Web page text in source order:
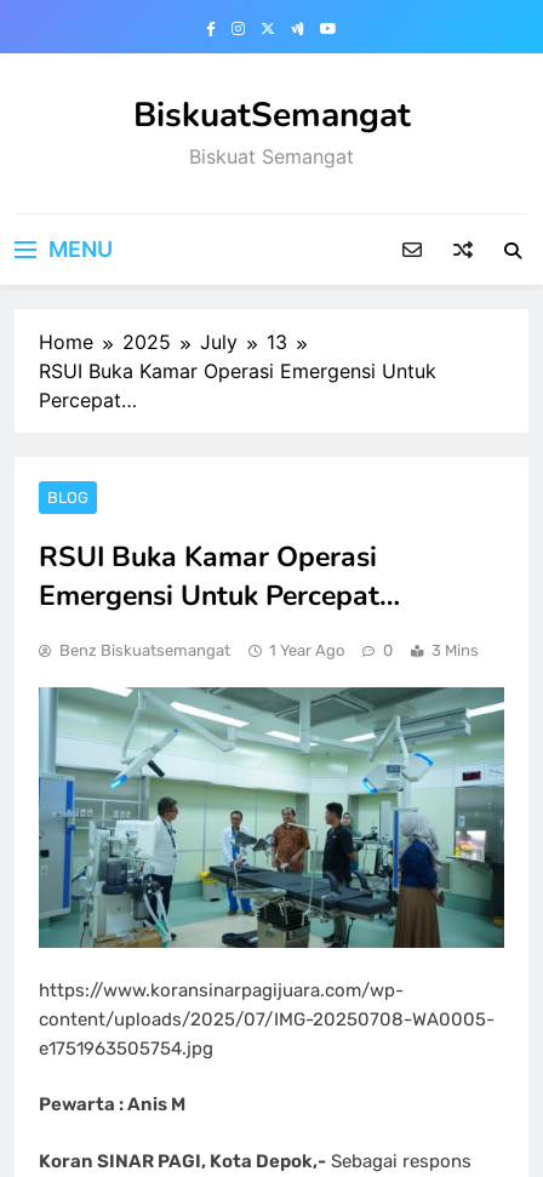
BiskuatSemangat
Biskuat Semangat
MENU
Home 2025 July
13
RSUI Buka Kamar Operasi Emergensi Untuk
Percepat…
BLOG
RSUI Buka Kamar Operasi
Emergensi Untuk Percepat…
Benz Biskuatsemangat 1 Year Ago 0 3 Mins
https://www.koransinarpagijuara.com/wp-
content/uploads/2025/07/IMG-20250708-WA0005-
e1751963505754.jpg
Pewarta : Anis M
Koran SINAR PAGI, Kota Depok,- Sebagai respons